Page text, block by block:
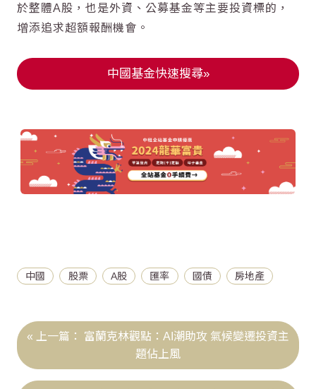
於整體A股，也是外資、公募基金等主要投資標的，
增添追求超額報酬機會。
中國基金快速搜尋»
中國 股票 A股 匯率 國債 房地產
富蘭克林觀點：AI潮助攻 氣候變遷投資主
題佔上風